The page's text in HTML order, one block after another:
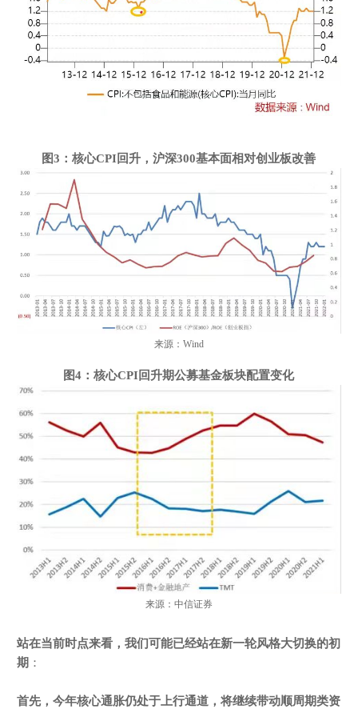
图3 ：核心CPI回升，沪深300基本面相对创业板改善
来源：Wind
图4 ：核心CPI回升期公募基金板块配置变化
来源：中信证券
站在当前时点来看，我们可能已经站在新一轮风格大切换的初
期 ：
首先，今年核心通胀仍处于上行通道，将继续带动顺周期类资